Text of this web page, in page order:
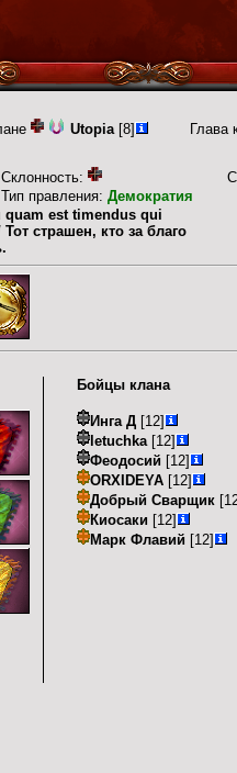
Utopia[8] Глава
Склонность:
Тип правления: Демократия
quam est timendus qui
страшен, кто за благо
Бойцы клана
Инга Д [12]
letuchka [12]
Феодосий [12]
ORXIDEYA [12]
Добрый Сварщик
Киосаки [12]
Марк Флавий [12]